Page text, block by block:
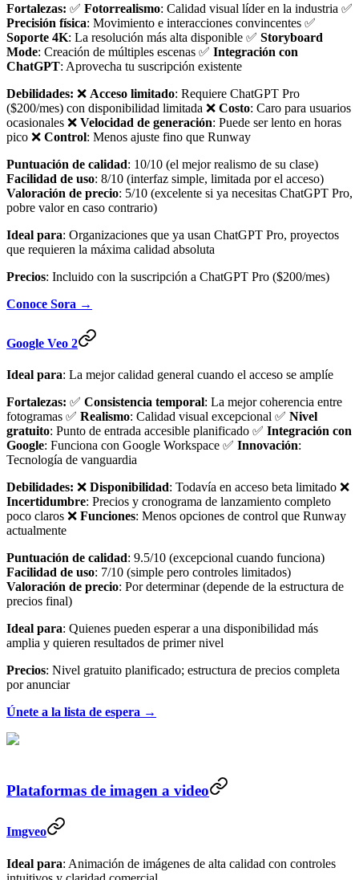
Fortalezas: ✅ Fotorrealismo: Calidad visual líder en la industria ✅
Precisión física: Movimiento e interacciones convincentes ✅
Soporte 4K: La resolución más alta disponible ✅ Storyboard
Mode: Creación de múltiples escenas ✅ Integración con
ChatGPT: Aprovecha tu suscripción existente
Debilidades: ❌ Acceso limitado: Requiere ChatGPT Pro
($200/mes) con disponibilidad limitada ❌ Costo: Caro para usuarios
ocasionales ❌ Velocidad de generación: Puede ser lento en horas
pico ❌ Control: Menos ajuste fino que Runway
Puntuación de calidad: 10/10 (el mejor realismo de su clase)
Facilidad de uso: 8/10 (interfaz simple, limitada por el acceso)
Valoración de precio: 5/10 (excelente si ya necesitas ChatGPT Pro,
pobre valor en caso contrario)
Ideal para: Organizaciones que ya usan ChatGPT Pro, proyectos
que requieren la máxima calidad absoluta
Precios: Incluido con la suscripción a ChatGPT Pro ($200/mes)
Conoce Sora →
Google Veo 2
Ideal para: La mejor calidad general cuando el acceso se amplíe
Fortalezas: ✅ Consistencia temporal: La mejor coherencia entre
fotogramas ✅ Realismo: Calidad visual excepcional ✅ Nivel
gratuito: Punto de entrada accesible planificado ✅ Integración con
Google: Funciona con Google Workspace ✅ Innovación:
Tecnología de vanguardia
Debilidades: ❌ Disponibilidad: Todavía en acceso beta limitado ❌
Incertidumbre: Precios y cronograma de lanzamiento completo
poco claros ❌ Funciones: Menos opciones de control que Runway
actualmente
Puntuación de calidad: 9.5/10 (excepcional cuando funciona)
Facilidad de uso: 7/10 (simple pero controles limitados)
Valoración de precio: Por determinar (depende de la estructura de
precios final)
Ideal para: Quienes pueden esperar a una disponibilidad más
amplia y quieren resultados de primer nivel
Precios: Nivel gratuito planificado; estructura de precios completa
por anunciar
Únete a la lista de espera →
Plataformas de imagen a video
Imgveo
Ideal para: Animación de imágenes de alta calidad con controles